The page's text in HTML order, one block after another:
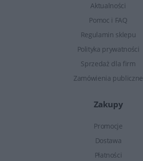
Aktualności
Pomoc i FAQ
Regulamin sklepu
Polityka prywatności
Sprzedaż dla firm
Zamówienia publiczne
Zakupy
Promocje
Dostawa
Płatności